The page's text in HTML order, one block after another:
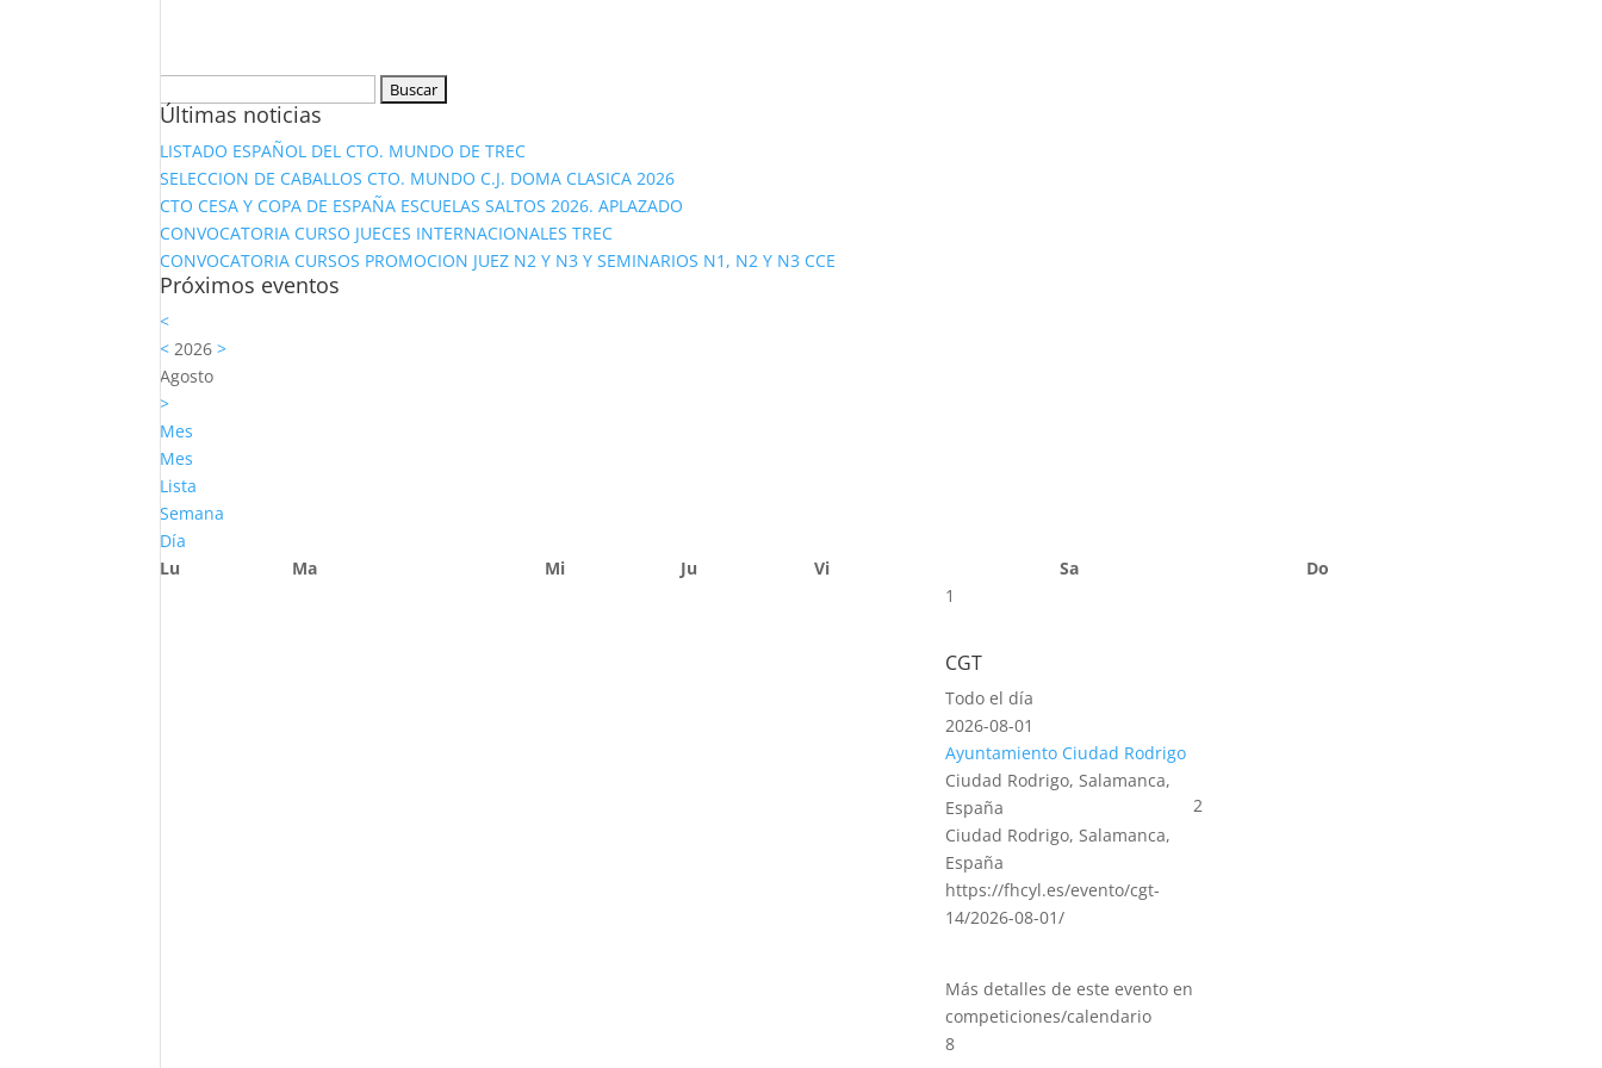
Últimas noticias
LISTADO ESPAÑOL DEL CTO. MUNDO DE TREC
SELECCION DE CABALLOS CTO. MUNDO C.J. DOMA CLASICA 2026
CTO CESA Y COPA DE ESPAÑA ESCUELAS SALTOS 2026. APLAZADO
CONVOCATORIA CURSO JUECES INTERNACIONALES TREC
CONVOCATORIA CURSOS PROMOCION JUEZ N2 Y N3 Y SEMINARIOS N1, N2 Y N3 CCE
Próximos eventos
<
< 2026>
Agosto
>
Mes
Mes
Lista
Semana
Día
Lu
Ma Mi Ju Vi Sa
Do
1
CGT
Todo el día
2026-08-01
Ayuntamiento Ciudad Rodrigo
Ciudad Rodrigo, Salamanca,
España
Ciudad Rodrigo, Salamanca,
España
https://fhcyl.es/evento/cgt-
14/2026-08-01/
Más detalles de este evento en
competiciones/calendario
2
8